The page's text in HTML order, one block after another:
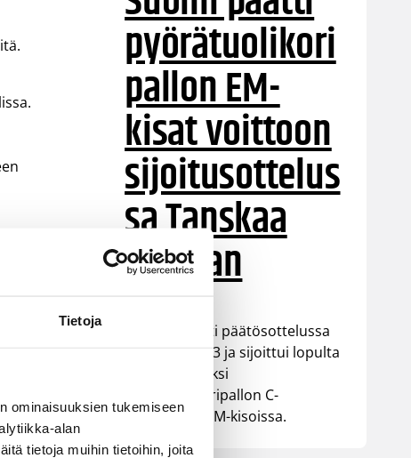
Tietoja
ominaisuuksien tukemiseen
alan
tietoja muihin tietoihin, joita
pyörätuolikori
pallon EM-
kisat voittoon
sijoitusottelus
sa Tanskaa
vastaan
Suomi päihitti päätösottelussa
Tanskan 68-63 ja sijoittui lopulta
seitsemänneksi
pyörätuolikoripallon C-
divisioonan EM-kisoissa.